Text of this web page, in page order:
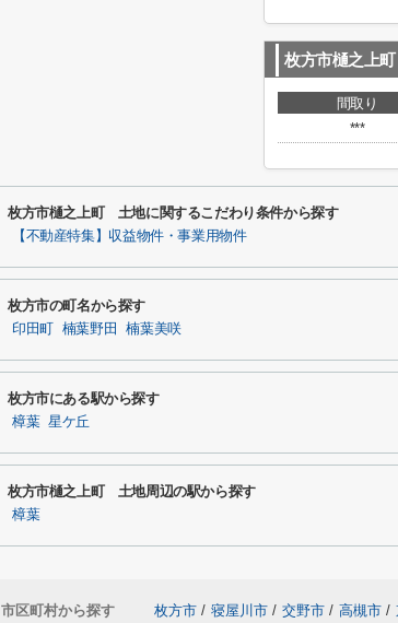
枚方市樋之上
間取り
***
枚方市樋之上町 土地に関するこだわり条件から探す
【不動産特集】収益物件・事業用物件
枚方市の町名から探す
印田町 楠葉野田 楠葉美咲
枚方市にある駅から探す
樟葉 星ケ丘
枚方市樋之上町 土地周辺の駅から探す
樟葉
市区町村から探す 枚方市 / 寝屋川市 / 交野市 / 高槻市 /